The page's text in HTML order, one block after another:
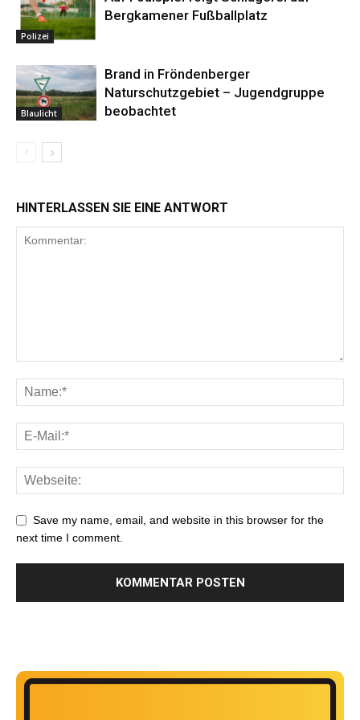
Polizei
Bergkamener Fußballplatz
Blaulicht
Brand in Fröndenberger
Naturschutzgebiet – Jugendgruppe
beobachtet
HINTERLASSEN SIE EINE ANTWORT
Save my name, email, and website in this browser for the
next time I comment.